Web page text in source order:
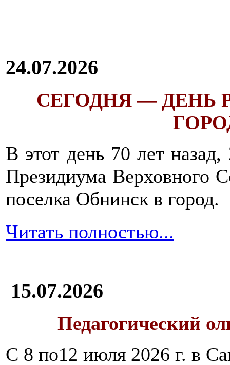
24.07.2026
СЕГОДНЯ — ДЕНЬ
В этот день 70 лет
Президиума Верховного
поселка Обнинск в город.
Читать полностью...
15.07.2026
Педагогический
С 8 по12 июля 2026 г. в